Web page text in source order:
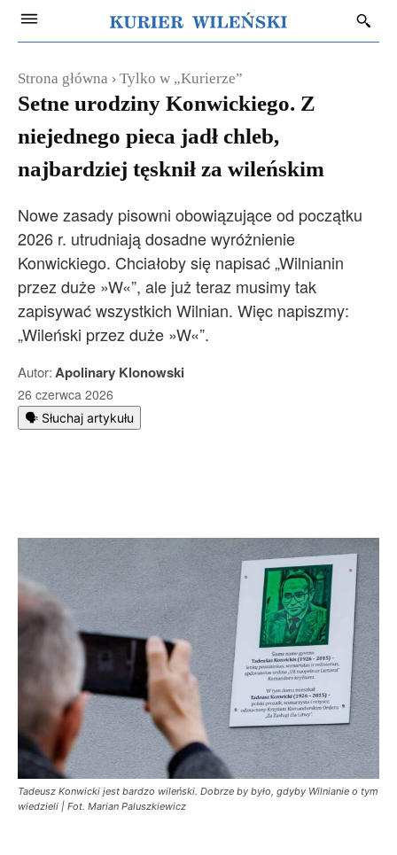
Strona główna Tylko w „Kurierze”
Setne urodziny Konwickiego. Z
niejednego pieca jadł chleb,
najbardziej tęsknił za wileńskim
Nowe zasady pisowni obowiązujące od początku
2026 r. utrudniają dosadne wyróżnienie
Konwickiego. Chciałoby się napisać „Wilnianin
przez duże »W«”, ale już teraz musimy tak
zapisywać wszystkich Wilnian. Więc napiszmy:
„Wileński przez duże »W«”.
Autor:Apolinary Klonowski
26 czerwca 2026
🗣️ Słuchaj artykułu
Tadeusz Konwicki jest bardzo wileński. Dobrze by było, gdyby Wilnianie o tym
wiedzieli | Fot. Marian Paluszkiewicz